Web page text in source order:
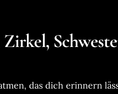
das dich erinnern